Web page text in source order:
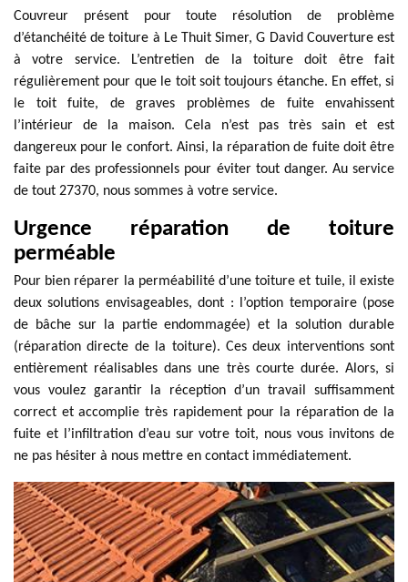
Couvreur présent pour toute résolution de problème
d’étanchéité de toiture à Le Thuit Simer, G David Couverture est
à votre service. L’entretien de la toiture doit être fait
régulièrement pour que le toit soit toujours étanche. En effet, si
le toit fuite, de graves problèmes de fuite envahissent
l’intérieur de la maison. Cela n’est pas très sain et est
dangereux pour le confort. Ainsi, la réparation de fuite doit être
faite par des professionnels pour éviter tout danger. Au service
de tout 27370, nous sommes à votre service.
Urgence réparation de toiture
perméable
Pour bien réparer la perméabilité d’une toiture et tuile, il existe
deux solutions envisageables, dont : l’option temporaire (pose
de bâche sur la partie endommagée) et la solution durable
(réparation directe de la toiture). Ces deux interventions sont
entièrement réalisables dans une très courte durée. Alors, si
vous voulez garantir la réception d’un travail suffisamment
correct et accomplie très rapidement pour la réparation de la
fuite et l’infiltration d’eau sur votre toit, nous vous invitons de
ne pas hésiter à nous mettre en contact immédiatement.